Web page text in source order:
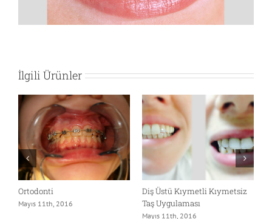
İlgili Ürünler
Ortodonti
Mayıs 11th, 2016
Diş Üstü Kıymetli Kıymetsiz
Taş Uygulaması
Mayıs 11th, 2016